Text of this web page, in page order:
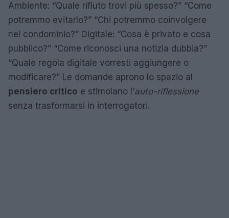
Ambiente: “Quale rifiuto trovi più spesso?” “Come
potremmo evitarlo?” “Chi potremmo coinvolgere
nel condominio?” Digitale: “Cosa è privato e cosa
pubblico?” “Come riconosci una notizia dubbia?”
“Quale regola digitale vorresti aggiungere o
modificare?” Le domande aprono lo spazio al
pensiero critico e stimolano l’auto-riflessione
senza trasformarsi in interrogatori.